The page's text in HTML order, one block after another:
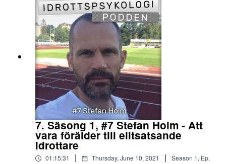
7. Säsong 1, #7 Stefan Holm - Att
vara förälder till elitsatsande
idrottare
01:15:31 | Thursday, June 10, 2021 | Season 1, Ep.